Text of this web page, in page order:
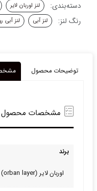
دور
محو
لاس
اوربان
دسته‌بندی: لنز اوربان لایر
رنگ لنز: لنز آبی لنز آبی
توضیحات محصول مشخصات
مشخصات محصول
برند
اوربان لایر (orban layer)